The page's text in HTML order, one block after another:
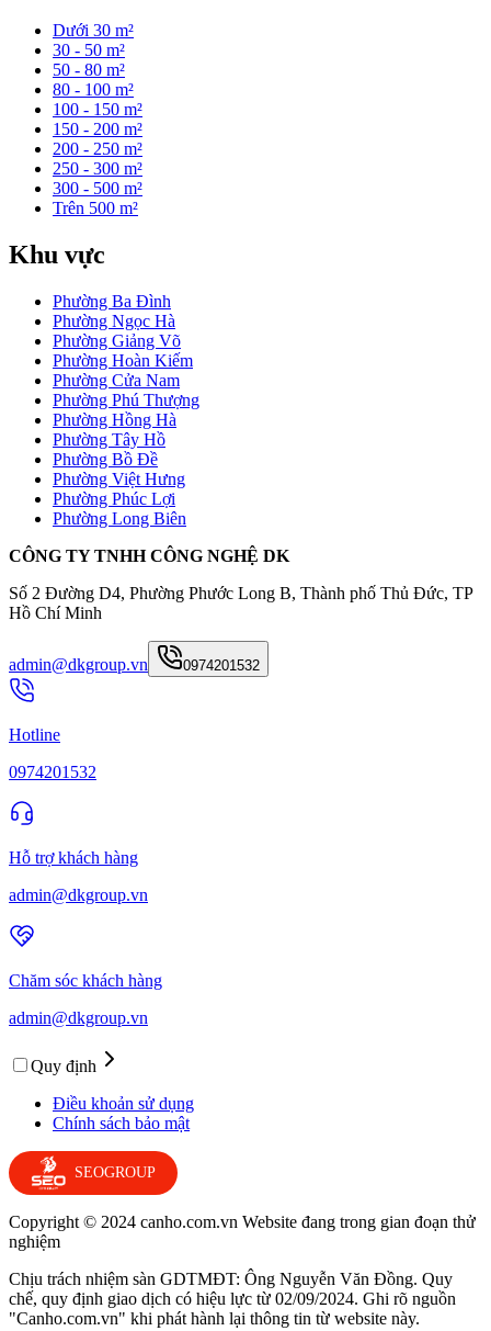
Dưới 30 m²
30 - 50 m²
50 - 80 m²
80 - 100 m²
100 - 150 m²
150 - 200 m²
200 - 250 m²
250 - 300 m²
300 - 500 m²
Trên 500 m²
Khu vực
Phường Ba Đình
Phường Ngọc Hà
Phường Giảng Võ
Phường Hoàn Kiếm
Phường Cửa Nam
Phường Phú Thượng
Phường Hồng Hà
Phường Tây Hồ
Phường Bồ Đề
Phường Việt Hưng
Phường Phúc Lợi
Phường Long Biên
CÔNG TY TNHH CÔNG NGHỆ DK
Số 2 Đường D4, Phường Phước Long B, Thành phố Thủ Đức, TP
Hồ Chí Minh
admin@dkgroup.vn 0974201532
Hotline
0974201532
Hỗ trợ khách hàng
admin@dkgroup.vn
Chăm sóc khách hàng
admin@dkgroup.vn
Quy định
Điều khoản sử dụng
Chính sách bảo mật
SEOGROUP
Copyright © 2024 canho.com.vn Website đang trong gian đoạn thử
nghiệm
Chịu trách nhiệm sàn GDTMĐT: Ông Nguyễn Văn Đồng. Quy
chế, quy định giao dịch có hiệu lực từ 02/09/2024. Ghi rõ nguồn
"Canho.com.vn" khi phát hành lại thông tin từ website này.